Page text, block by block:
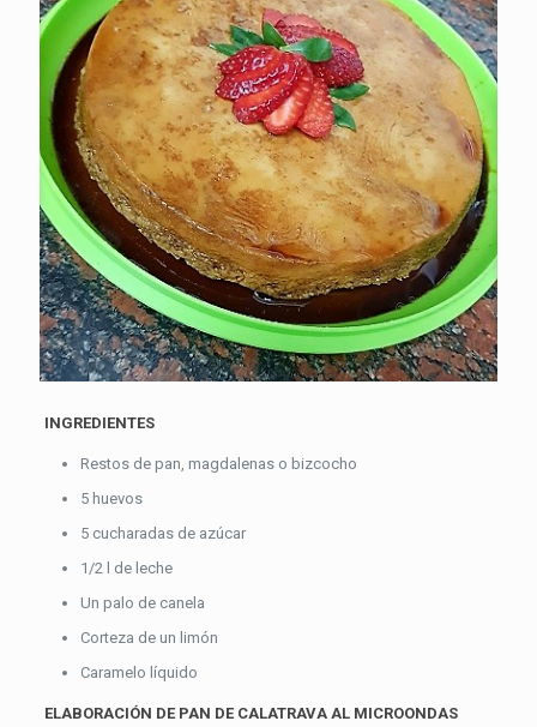
INGREDIENTES
Restos de pan, magdalenas o bizcocho
5 huevos
5 cucharadas de azúcar
1/2 l de leche
Un palo de canela
Corteza de un limón
Caramelo líquido
ELABORACIÓN DE PAN DE CALATRAVA AL MICROONDAS